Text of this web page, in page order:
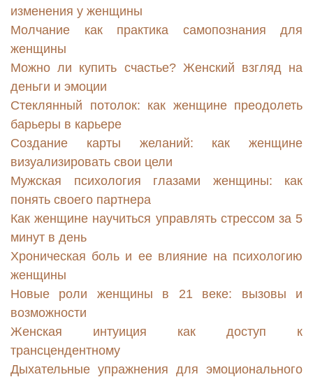
изменения у женщины
Молчание как практика самопознания для
женщины
Можно ли купить счастье? Женский взгляд на
деньги и эмоции
Стеклянный потолок: как женщине преодолеть
барьеры в карьере
Создание карты желаний: как женщине
визуализировать свои цели
Мужская психология глазами женщины: как
понять своего партнера
Как женщине научиться управлять стрессом за 5
минут в день
Хроническая боль и ее влияние на психологию
женщины
Новые роли женщины в 21 веке: вызовы и
возможности
Женская интуиция как доступ к
трансцендентному
Дыхательные упражнения для эмоционального